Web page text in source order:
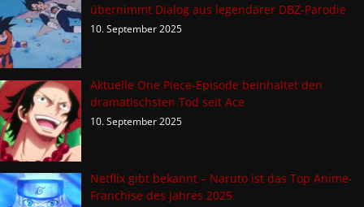
übernimmt Dialog aus legendärer DBZ-Parodie
10. September 2025
Aktuelle One Piece-Episode beinhaltet den
dramatischsten Tod seit Ace
10. September 2025
Netflix gibt bekannt – Naruto ist das Top Anime-
Franchise des Jahres 2025